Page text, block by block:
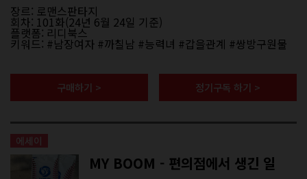
장르: 로맨스판타지
회차: 101화(24년 6월 24일 기준)
플랫폼: 리디북스
키워드: #남장여자 #까칠남 #능력녀 #갑을관계 #쌍방구원물
구매하기 > 정기구독 하기 >
에세이
MY BOOM - 편의점에서 생긴 일